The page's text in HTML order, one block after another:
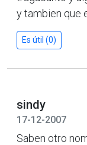
y tambien que
Es útil (0)
sindy
17-12-2007
Saben otro